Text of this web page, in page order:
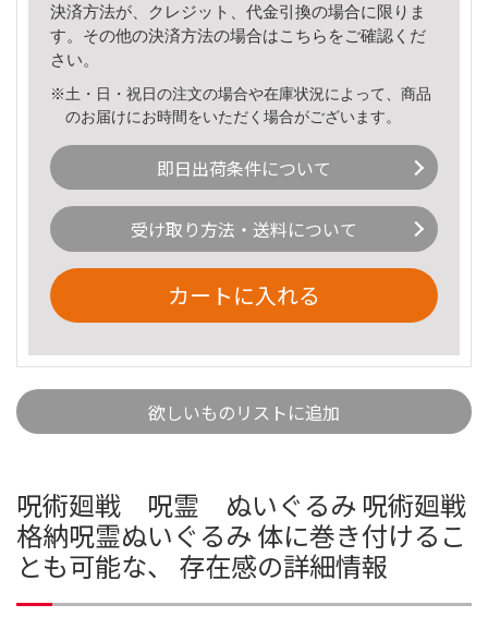
決済方法が、クレジット、代金引換の場合に限りま
す。その他の決済方法の場合はこちら をご確認くだ
さい。
※土・日・祝日の注文の場合や在庫状況によって、商品
のお届けにお時間をいただく場合がございます。
即日出荷条件について
受け取り方法・送料について
カートに入れる
欲しいものリストに追加
呪術廻戦 呪霊 ぬいぐるみ 呪術廻戦
格納呪霊ぬいぐるみ 体に巻き付けるこ
とも可能な、 存在感の詳細情報